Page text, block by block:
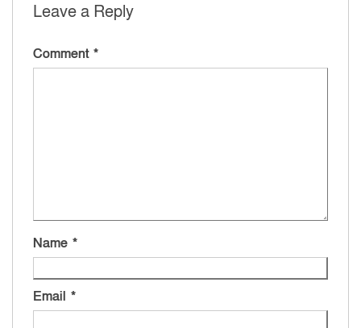
Leave a Reply
Comment *
Name *
Email *